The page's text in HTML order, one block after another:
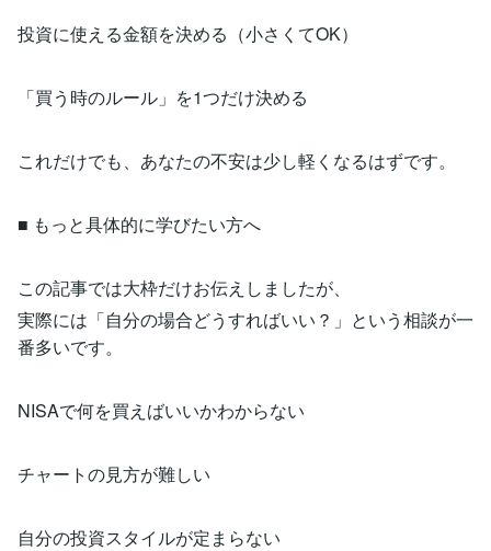
投資に使える金額を決める（小さくてOK）
「買う時のルール」を1つだけ決める
これだけでも、あなたの不安は少し軽くなるはずです。
■ もっと具体的に学びたい方へ
この記事では大枠だけお伝えしましたが、
実際には「自分の場合どうすればいい？」という相談が一
番多いです。
NISAで何を買えばいいかわからない
チャートの見方が難しい
自分の投資スタイルが定まらない